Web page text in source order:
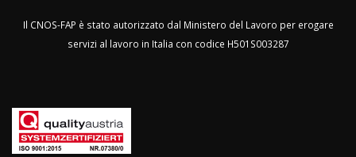
Il CNOS-FAP è stato autorizzato dal Ministero del Lavoro per erogare
servizi al lavoro in Italia con codice H501S003287